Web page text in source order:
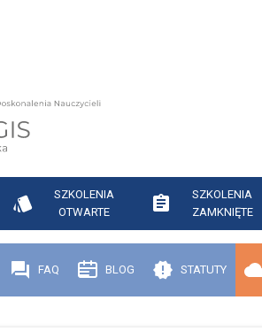
SZKOLENIA
OTWARTE
SZKOLENIA
ZAMKNIĘTE
FAQ BLOG STATUTY